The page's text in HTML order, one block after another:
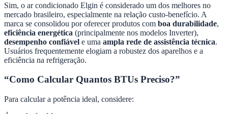
Sim, o ar condicionado Elgin é considerado um dos melhores no
mercado brasileiro, especialmente na relação custo-benefício. A
marca se consolidou por oferecer produtos com boa durabilidade,
eficiência energética (principalmente nos modelos Inverter),
desempenho confiável e uma ampla rede de assistência técnica.
Usuários frequentemente elogiam a robustez dos aparelhos e a
eficiência na refrigeração.
“Como Calcular Quantos BTUs Preciso?”
Para calcular a potência ideal, considere: